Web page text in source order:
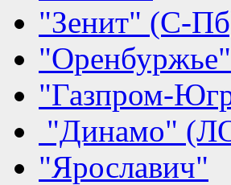
"Зенит" (С-
"Оренбуржье"
"Газпром-
"Динамо"
"Ярославич"